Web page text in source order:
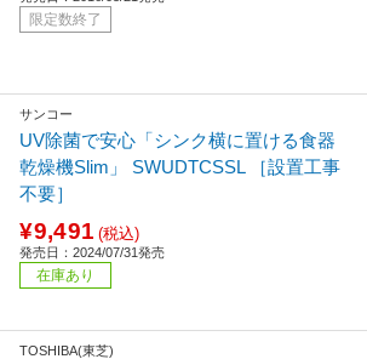
限定数終了
サンコー
UV除菌で安心「シンク横に置ける食器
乾燥機Slim」 SWUDTCSSL ［設置工事
不要］
¥9,491 (税込)
発売日：2024/07/31発売
在庫あり
TOSHIBA(東芝)